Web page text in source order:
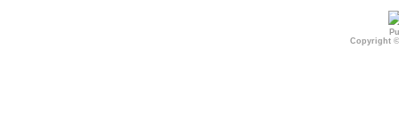
Copyright